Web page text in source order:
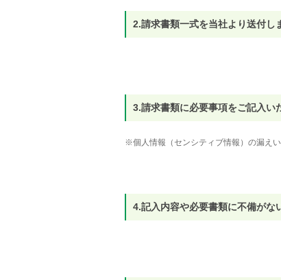
2.請求書類一式を当社より送付し
3.請求書類に必要事項をご記入い
※個人情報（センシティブ情報）の漏え
4.記入内容や必要書類に不備がな